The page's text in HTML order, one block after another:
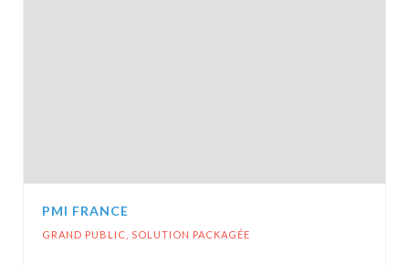
PMI FRANCE
GRAND PUBLIC SOLUTION PACKAGÉE